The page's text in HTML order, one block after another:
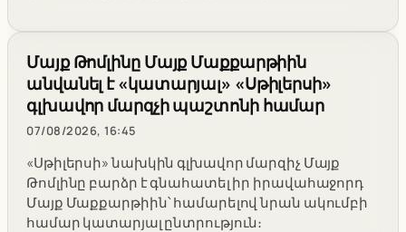
Մայք Թոմլինը Մայք Մաքքարթիին
անվանել է «կատարյալ» «Սթիլերսի»
գլխավոր մարզչի պաշտոնի համար
07/08/2026, 16:45
«Սթիլերսի» նախկին գլխավոր մարզիչ Մայք
Թոմլինը բարձր է գնահատել իր իրավահաջորդ
Մայք Մաքքարթիին՝ համարելով նրան ակումբի
համար կատարյալ ընտրություն։